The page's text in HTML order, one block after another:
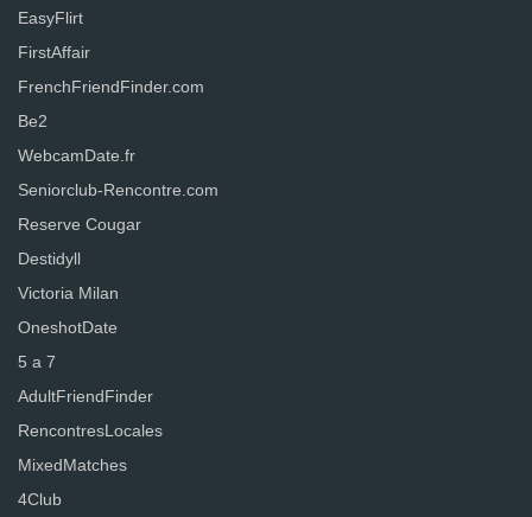
EasyFlirt
FirstAffair
FrenchFriendFinder.com
Be2
WebcamDate.fr
Seniorclub-Rencontre.com
Reserve Cougar
Destidyll
Victoria Milan
OneshotDate
5 a 7
AdultFriendFinder
RencontresLocales
MixedMatches
4Club